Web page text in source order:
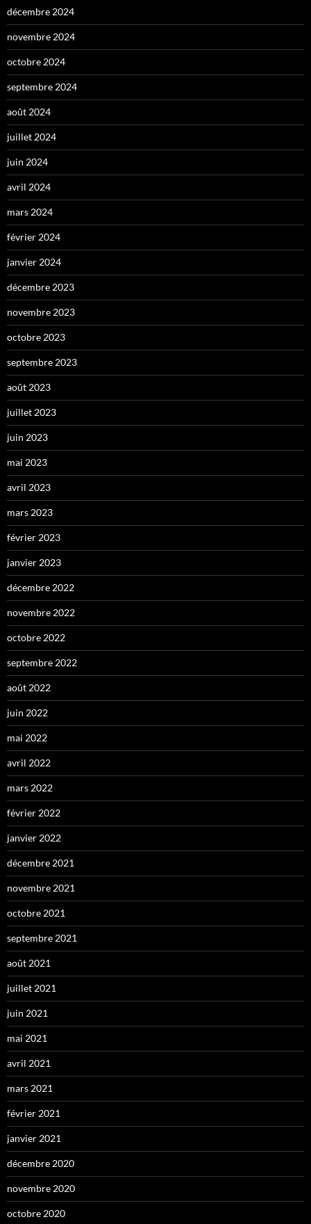
décembre 2024
novembre 2024
octobre 2024
septembre 2024
août 2024
juillet 2024
juin 2024
avril 2024
mars 2024
février 2024
janvier 2024
décembre 2023
novembre 2023
octobre 2023
septembre 2023
août 2023
juillet 2023
juin 2023
mai 2023
avril 2023
mars 2023
février 2023
janvier 2023
décembre 2022
novembre 2022
octobre 2022
septembre 2022
août 2022
juin 2022
mai 2022
avril 2022
mars 2022
février 2022
janvier 2022
décembre 2021
novembre 2021
octobre 2021
septembre 2021
août 2021
juillet 2021
juin 2021
mai 2021
avril 2021
mars 2021
février 2021
janvier 2021
décembre 2020
novembre 2020
octobre 2020